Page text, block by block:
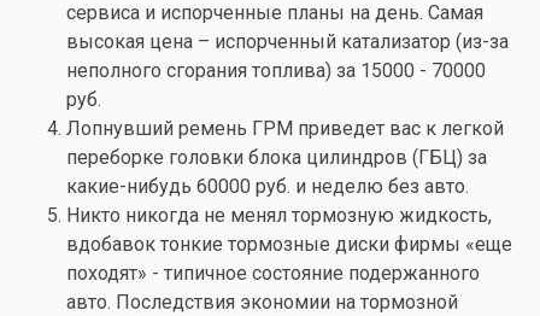
сервиса и испорченные планы на день. Самая
высокая цена – испорченный катализатор (из-за
неполного сгорания топлива) за 15000 - 70000
руб.
Лопнувший ремень ГРМ приведет вас к легкой
переборке головки блока цилиндров (ГБЦ) за
какие-нибудь 60000 руб. и неделю без авто.
Никто никогда не менял тормозную жидкость,
вдобавок тонкие тормозные диски фирмы «еще
походят» - типичное состояние подержанного
авто. Последствия экономии на тормозной